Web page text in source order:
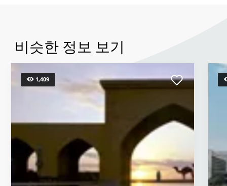
비슷한 정보 보기
1,409